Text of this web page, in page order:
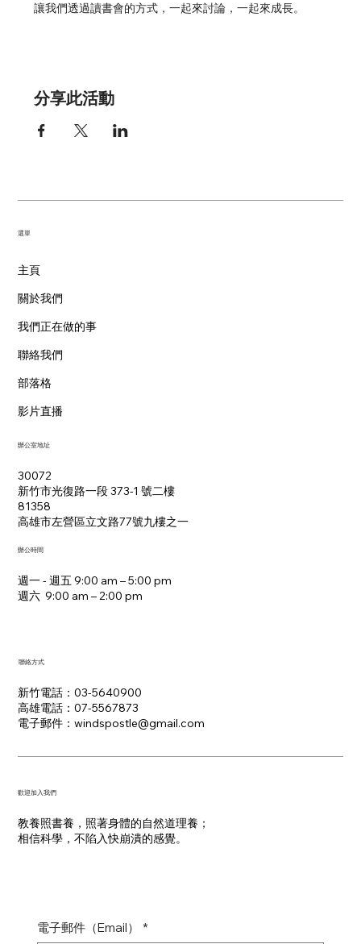
讓我們透過讀書會的方式，一起來討論，一起來成長。
分享此活動
主頁
關於我們
我們正在做的事
聯絡我們
部落格
影片直播
​選單
辦公室地址
30072
新竹市光復路一段 373-1 號二樓
81358
​高雄市左營區立文路77號九樓之一
週一 - 週五 9:00 am – 5:00 pm
週六 9:00 am – 2:00 pm​
辦公時間
新竹電話：03-5640900
高雄電話：07-5567873
電子郵件：​windspostle@gmail.com
聯絡方式
​歡迎加入我們
教養照書養，照著身體的自然道理養；
​相信科學，不陷入快崩潰的感覺。
電子郵件（Email） *